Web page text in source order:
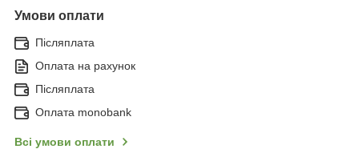
Умови оплати
Післяплата
Оплата на рахунок
Післяплата
Оплата monobank
Всі умови оплати